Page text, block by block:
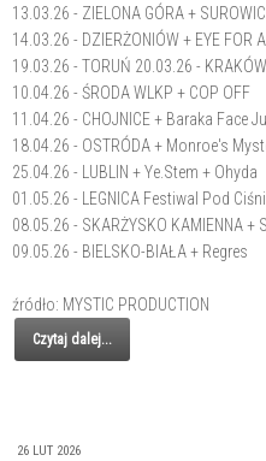
13.03.26 - ZIELONA GÓRA +
14.03.26 - DZIERŻONIÓW + EYE FOR
19.03.26 - TORUŃ 20.03.26 -
10.04.26 - ŚRODA WLKP + COP OFF
11.04.26 - CHOJNICE + Baraka Face
18.04.26 - OSTRÓDA + Monroe's
25.04.26 - LUBLIN + Ye.Stem + Ohyda
01.05.26 - LEGNICA Festiwal Pod
08.05.26 - SKARŻYSKO KAMIENNA +
09.05.26 - BIELSKO-BIAŁA + Regres
źródło: MYSTIC PRODUCTION
Czytaj dalej...
26 LUT 2026